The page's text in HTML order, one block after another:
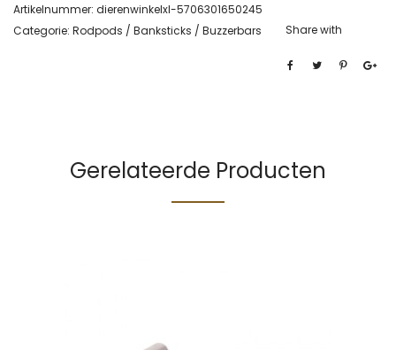
Artikelnummer: dierenwinkelxl-5706301650245
Categorie: Rodpods / Banksticks / Buzzerbars Share with
Gerelateerde Producten